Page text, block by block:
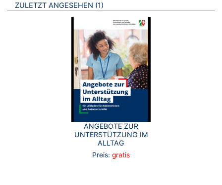
ZULETZT ANGESEHEN 1 BROSCHÜREN
ANGEBOTE ZUR
UNTERSTÜTZUNG IM
ALLTAG
Preis: gratis